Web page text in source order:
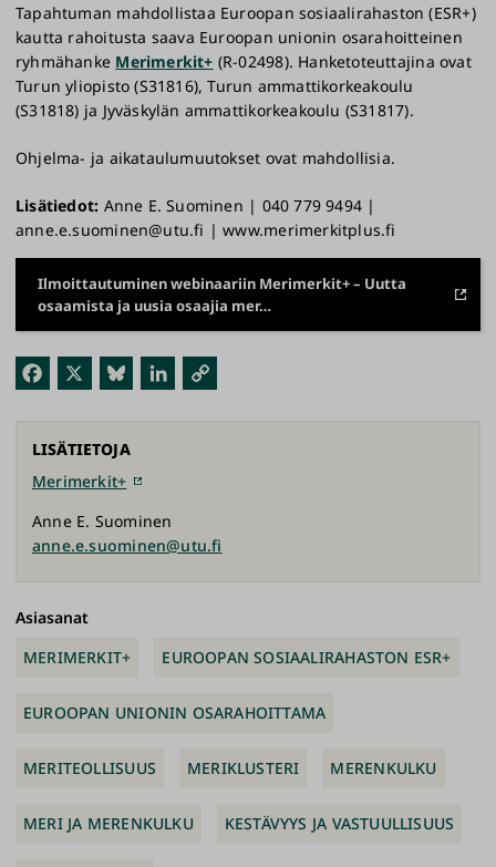
Fac
ok
Blu
Link
Tapahtuman mahdollistaa Euroopan sosiaalirahaston (ESR+)
kautta rahoitusta saava Euroopan unionin osarahoitteinen
ryhmähanke Merimerkit+ (R-02498). Hanketoteuttajina ovat
Turun yliopisto (S31816), Turun ammattikorkeakoulu
(S31818) ja Jyväskylän ammattikorkeakoulu (S31817).
Ohjelma- ja aikataulumuutokset ovat mahdollisia.
Lisätiedot: Anne E. Suominen | 040 779 9494 |
anne.e.suominen@utu.fi | www.merimerkitplus.fi
Ilmoittautuminen webinaariin Merimerkit+ – Uutta
osaamista ja uusia osaajia mer…
LISÄTIETOJA
Merimerkit+
Anne E. Suominen
anne.e.suominen@utu.fi
Asiasanat
MERIMERKIT+
EUROOPAN SOSIAALIRAHASTON ESR+
EUROOPAN UNIONIN OSARAHOITTAMA
MERITEOLLISUUS MERIKLUSTERI MERENKULKU
MERI JA MERENKULKU KESTÄVYYS JA VASTUULLISUUS